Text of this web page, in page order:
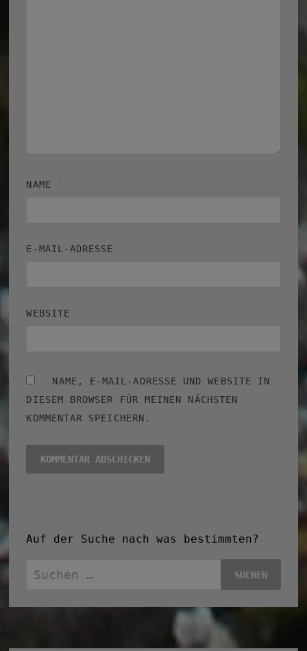
NAME
E-MAIL-ADRESSE
WEBSITE
NAME, E-MAIL-ADRESSE UND WEBSITE IN
DIESEM BROWSER FÜR MEINEN NÄCHSTEN
KOMMENTAR SPEICHERN.
Auf der Suche nach was bestimmten?
Suchen